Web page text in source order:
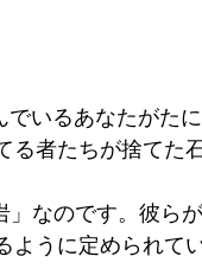
いるあなたがた
る者たちが捨てた
」なのです。彼ら
うに定められて